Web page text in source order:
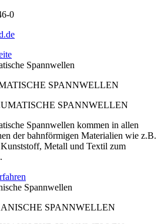
0
Spannwellen
SPANNWELLEN
Spannwellen kommen in allen
der bahnförmigen Materialien wie z.B.
Kunststoff, Metall und Textil zum
Spannwellen
SPANNWELLEN